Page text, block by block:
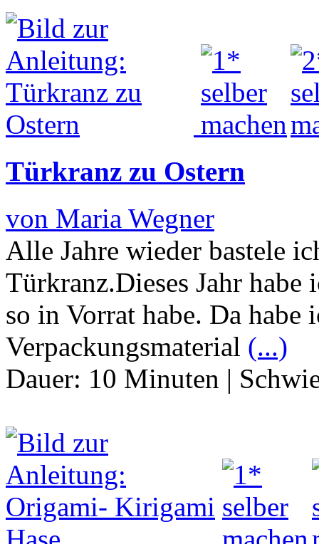
Türkranz zu Ostern
von Maria Wegner
Alle Jahre wieder bastele
Türkranz.Dieses Jahr habe
so in Vorrat habe. Da habe
Verpackungsmaterial (...)
Dauer: 10 Minuten |